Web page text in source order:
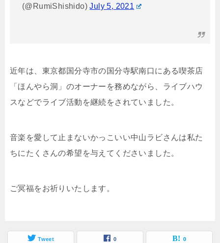
(@RumiShishido)July 5, 2021
近年は、東京都国分寺市の国分寺駅南口にある喫茶店
「ほんやら洞」のオーナーを務めながら、ライブハウ
スなどでライブ活動を継続をされていました。
音楽を愛して止まないかっこいい中山ラビさんは私た
ちにたくさんの希望を与えてくださいました。
ご冥福をお祈りいたします。
Tweet 0 0